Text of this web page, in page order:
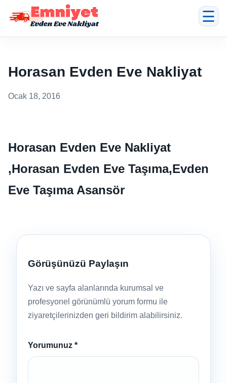
☰
Horasan Evden Eve Nakliyat
Ocak 18, 2016
Horasan Evden Eve Nakliyat
,Horasan Evden Eve Taşıma,Evden
Eve Taşıma Asansör
Görüşünüzü Paylaşın
Yazı ve sayfa alanlarında kurumsal ve
profesyonel görünümlü yorum formu ile
ziyaretçilerinizden geri bildirim alabilirsiniz.
Yorumunuz *